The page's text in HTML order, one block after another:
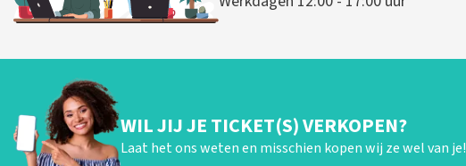
WIL JIJ JE TICKET(S) VERKOPEN?
Laat het ons weten en misschien kopen wij ze wel van je!